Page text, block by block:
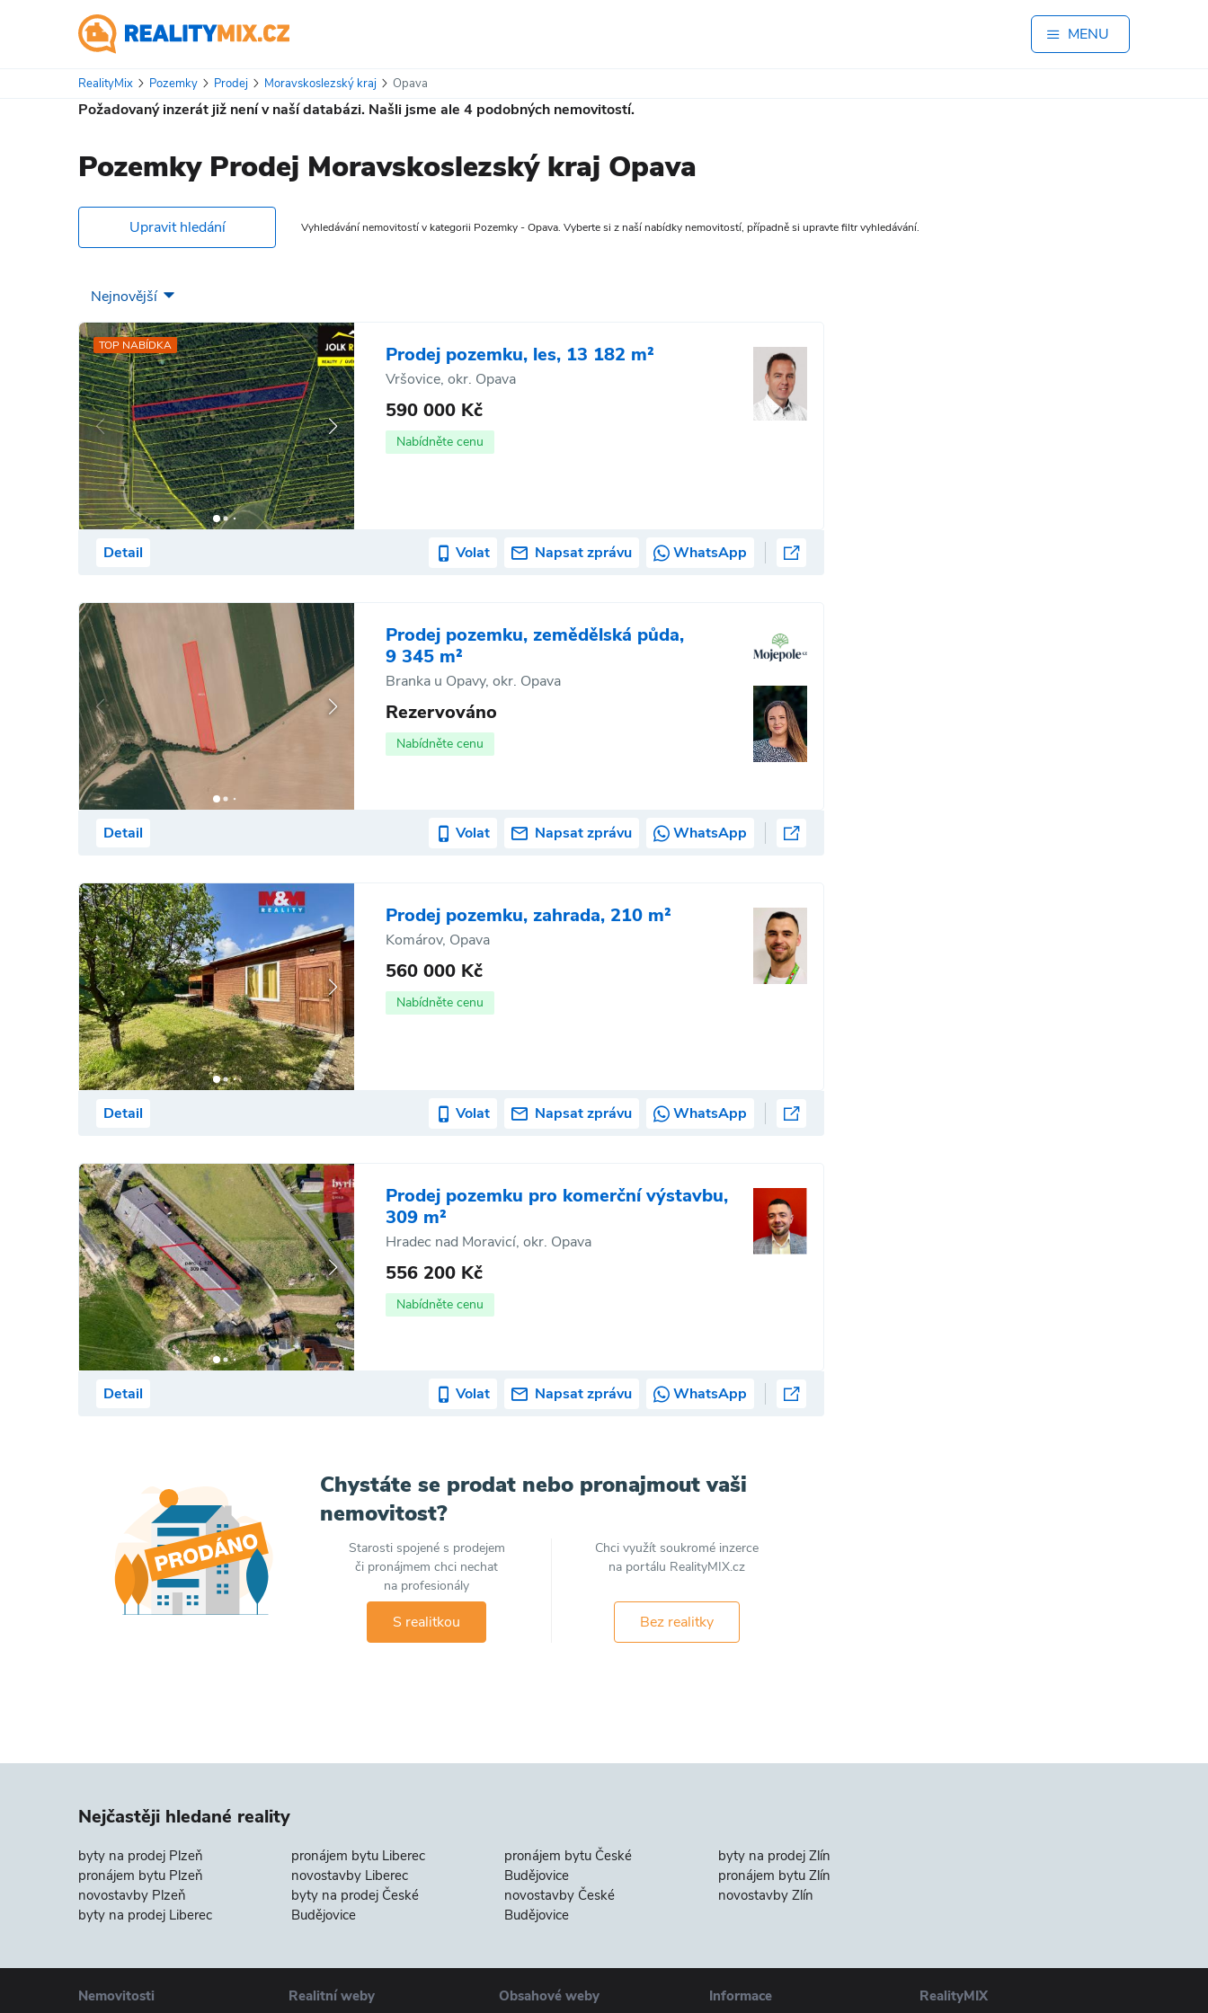
MENU
RealityMix Pozemky Prodej Moravskoslezský kraj Opava
Požadovaný inzerát již není v naší databázi. Našli jsme ale 4 podobných nemovitostí.
Pozemky Prodej Moravskoslezský kraj Opava
Upravit hledání Vyhledávání nemovitostí v kategorii Pozemky - Opava. Vyberte si z naší nabídky nemovitostí, případně si upravte filtr vyhledávání.
TOP NABÍDKA Prodej pozemku, les, 13 182 m²
Vršovice, okr. Opava
590 000 Kč
Nabídněte cenu
Detail Volat Napsat zprávu WhatsApp
Prodej pozemku, zemědělská půda,
9 345 m²
Branka u Opavy, okr. Opava
Rezervováno
Nabídněte cenu
Detail Volat Napsat zprávu WhatsApp
Prodej pozemku, zahrada, 210 m²
Komárov, Opava
560 000 Kč
Nabídněte cenu
Detail Volat Napsat zprávu WhatsApp
Prodej pozemku pro komerční výstavbu,
309 m²
Hradec nad Moravicí, okr. Opava
556 200 Kč
Nabídněte cenu
Detail Volat Napsat zprávu WhatsApp
Chystáte se prodat nebo pronajmout vaši
nemovitost?
Starosti spojené s prodejem
či pronájmem chci nechat
na profesionály
S realitkou
Chci využít soukromé inzerce
na portálu RealityMIX.cz
Bez realitky
Nejčastěji hledané reality
byty na prodej Plzeň
pronájem bytu Plzeň
novostavby Plzeň
byty na prodej Liberec
pronájem bytu Liberec
novostavby Liberec
byty na prodej České
Budějovice
pronájem bytu České
Budějovice
novostavby České
Budějovice
byty na prodej Zlín
pronájem bytu Zlín
novostavby Zlín
Nemovitosti Realitní weby Obsahové weby Informace RealityMIX